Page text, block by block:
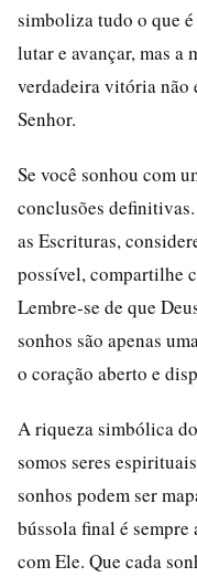
simboliza tudo o que
lutar e avançar, mas a
verdadeira vitória não
Senhor.
Se você sonhou com
conclusões
as Escrituras,
possível, compartilhe
Lembre-se de que
sonhos são apenas
o coração aberto e
A riqueza simbólica
somos seres
sonhos podem ser
bússola final é sempre
com Ele. Que cada